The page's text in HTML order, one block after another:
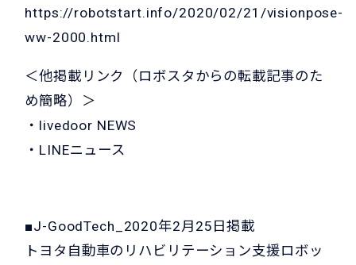
https://robotstart.info/2020/02/21/visionpose-
ww-2000.html
＜他掲載リンク（ロボスタからの転載記事のた
め簡略）＞
・ livedoor NEWS
・ LINEニュース
■J-GoodTech_2020年2月25日掲載
トヨタ自動車のリハビリテーション支援ロボッ